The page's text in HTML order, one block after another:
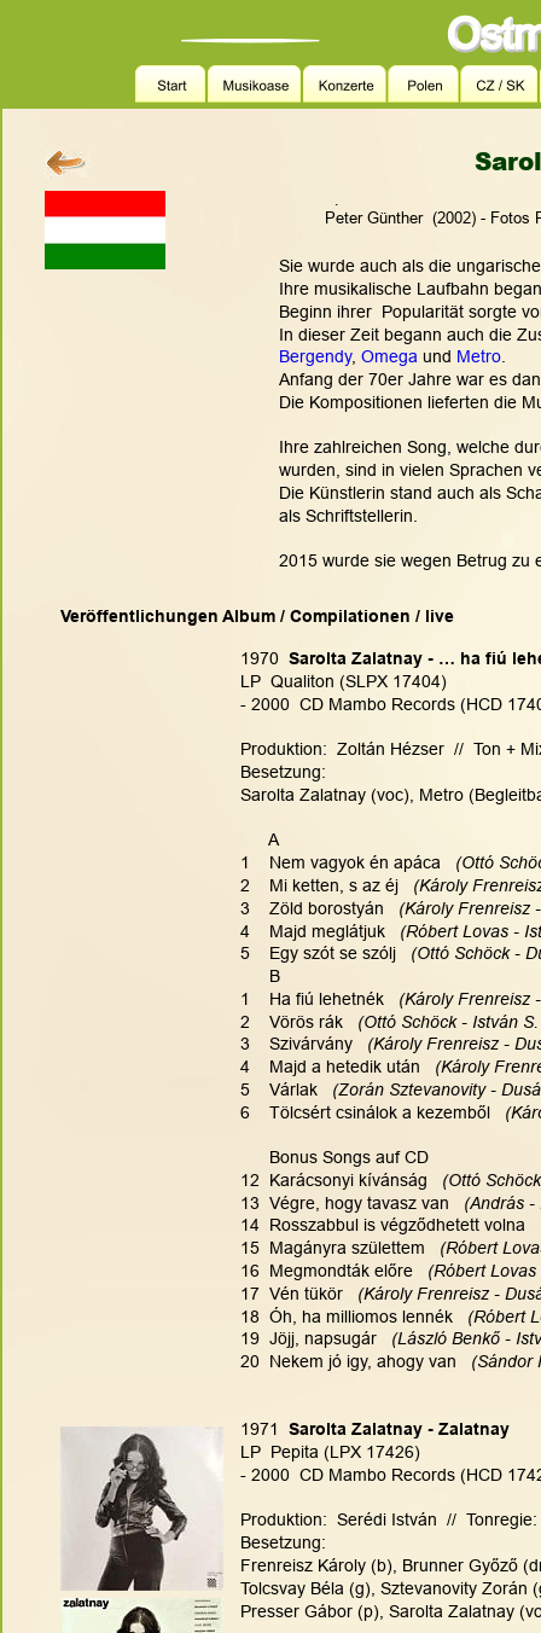
Peter Günther  (2002) -
.
Sie wurde auch als die
Ihre musikalische Laufbahn
Beginn ihrer  Popularität sorgte
In dieser Zeit begann auch die
Bergendy, Omega und Metro.
Anfang der 70er Jahre war es
Die Kompositionen lieferten die
Ihre zahlreichen Song, welche
wurden, sind in vielen Sprachen
Die Künstlerin stand auch als
als Schriftstellerin.
2015 wurde sie wegen Betrug zu
Veröffentlichungen Album / Compilationen / live
1970
Sarolta Zalatnay - … ha fiú
LP  Qualiton (SLPX 17404)
- 2000  CD Mambo Records (HCD
Produktion:  Zoltán Hézser  //  Ton +
Besetzung:
Sarolta Zalatnay (voc), Metro
      A
1    Nem vagyok én apáca
(Ottó
2    Mi ketten, s az éj (Károly
3    Zöld borostyán (Károly Frenreisz
4    Majd meglátjuk
(Róbert Lovas -
5    Egy szót se szólj (Ottó Schöck -
      B
1    Ha fiú lehetnék (Károly Frenreisz
2    Vörös rák (Ottó Schöck - István
3    Szivárvány (Károly Frenreisz -
4    Majd a hetedik után
(Károly
5    Várlak (Zorán Sztevanovity -
6    Tölcsért csinálok a kezemből
      Bonus Songs auf CD
12  Karácsonyi kívánság
(Ottó
13  Végre, hogy tavasz van
(András -
14  Rosszabbul is végződhetett volna
15  Magányra születtem
(Róbert
16  Megmondták előre
(Róbert
17  Vén tükör
(Károly Frenreisz -
18  Óh, ha milliomos lennék (Róbert
19  Jöjj, napsugár (László Benkő -
20  Nekem jó igy, ahogy van (Sándor
1971
  Sarolta Zalatnay - Zalatnay
LP  Pepita (LPX 17426)
- 2000  CD Mambo Records (HCD
Produktion:  Serédi István  //
Besetzung:
Frenreisz Károly (b), Brunner Győző
Tolcsvay Béla (g), Sztevanovity Zorán
Presser Gábor (p), Sarolta Zalatnay